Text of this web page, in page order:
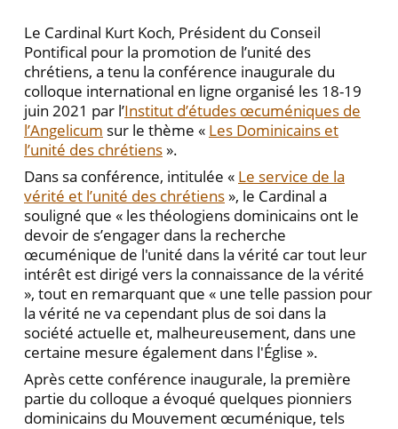
Le Cardinal Kurt Koch, Président du Conseil
Pontifical pour la promotion de l’unité des
chrétiens, a tenu la conférence inaugurale du
colloque international en ligne organisé les 18-19
juin 2021 par l’Institut d’études œcuméniques de
l’Angelicum sur le thème « Les Dominicains et
l’unité des chrétiens».
Dans sa conférence, intitulée « Le service de la
vérité et l’unité des chrétiens», le Cardinal a
souligné que « les théologiens dominicains ont le
devoir de s’engager dans la recherche
œcuménique de l'unité dans la vérité car tout leur
intérêt est dirigé vers la connaissance de la vérité
», tout en remarquant que « une telle passion pour
la vérité ne va cependant plus de soi dans la
société actuelle et, malheureusement, dans une
certaine mesure également dans l'Église ».
Après cette conférence inaugurale, la première
partie du colloque a évoqué quelques pionniers
dominicains du Mouvement œcuménique, tels